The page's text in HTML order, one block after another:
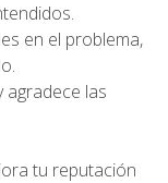
en el problema,
agradece las
tu reputación